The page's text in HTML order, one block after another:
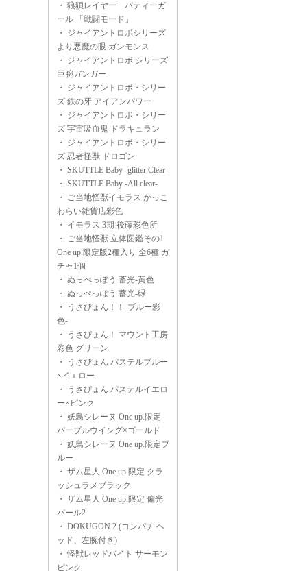
・ 狼狽レイヤー パティーガ
ール 「戦闘モード」
・ ジャイアントロボシリーズ
より悪魔の眼 ガンモンス
・ ジャイアントロボ シリーズ
巨腕ガンガー
・ ジャイアントロボ・シリー
ズ 鉄の牙 アイアンパワー
・ ジャイアントロボ・シリー
ズ 宇宙吸血鬼 ドラキュラン
・ ジャイアントロボ・シリー
ズ 忍者怪獣 ドロゴン
・ SKUTTLE Baby -glitter Clear-
・ SKUTTLE Baby -All clear-
・ ご当地怪獣イモラス かっこ
わらい雑貨店彩色
・ イモラス 3期 後藤彩色所
・ ご当地怪獣 立体図鑑その1
One up.限定版2種入り 全6種 ガ
チャ1個
・ ぬっぺっぽう 蓄光-黄色
・ ぬっぺっぽう 蓄光-緑
・
うさぴょん！！-ブルー彩
色-
・
うさぴょん！ マウント工房
彩色 グリーン
・
うさぴょん パステルブルー
×イエロー
・
うさぴょん パステルイエロ
ー×ピンク
・ 妖鳥シレーヌ One up.限定
パープルウイング×ゴールド
・ 妖鳥シレーヌ One up.限定ブ
ルー
・ ザム星人 One up.限定 クラ
ッシュラメブラック
・ ザム星人 One up.限定 偏光
パール2
・ DOKUGON 2 (コンパチ ヘ
ッド、左腕付き)
・怪獣レッドバイト サーモン
ピンク